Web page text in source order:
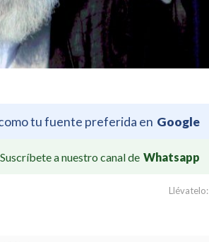
tu fuente preferida en Google
Suscríbete a nuestro canal de Whatsapp
Llévatelo: